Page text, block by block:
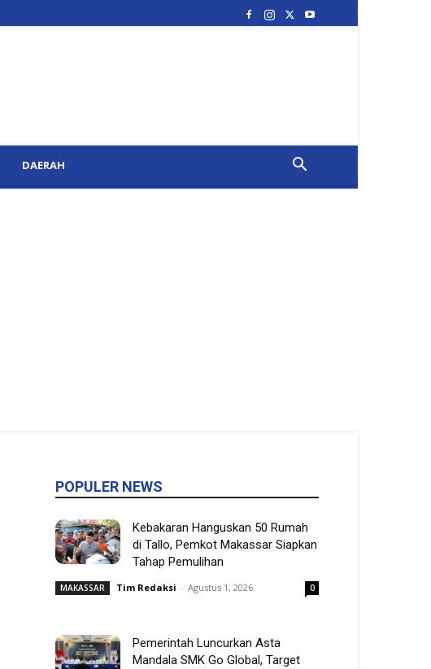
DAERAH
POPULER NEWS
Kebakaran Hanguskan 50 Rumah
di Tallo, Pemkot Makassar Siapkan
Tahap Pemulihan
MAKASSAR Tim Redaksi - Agustus 1, 2026 0
Pemerintah Luncurkan Asta
Mandala SMK Go Global, Target